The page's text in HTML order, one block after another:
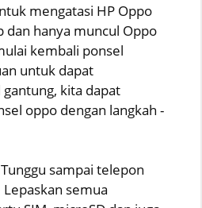
mengatasi HP Oppo
dan hanya muncul Oppo
kembali ponsel
untuk dapat
kita dapat
oppo dengan langkah -
sampai telepon
semua